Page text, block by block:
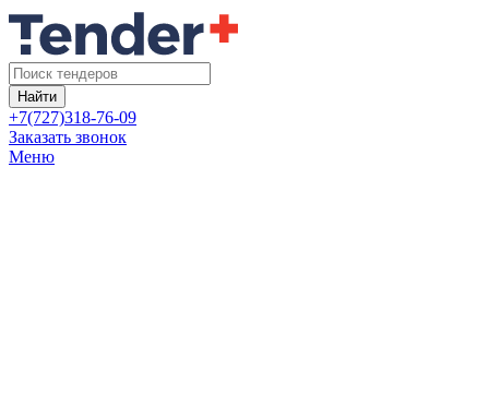
Найти
+7(727)318-76-09
Заказать звонок
Меню